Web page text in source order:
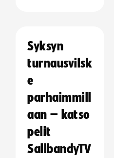
Syksyn
turnausvilsk
e
parhaimmill
aan – katso
pelit
SalibandyTV